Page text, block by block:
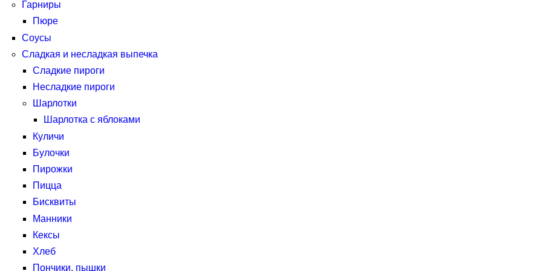
Гарниры
Пюре
Соусы
Сладкая и несладкая выпечка
Сладкие пироги
Несладкие пироги
Шарлотки
Шарлотка с яблоками
Куличи
Булочки
Пирожки
Пицца
Бисквиты
Манники
Кексы
Хлеб
Пончики, пышки